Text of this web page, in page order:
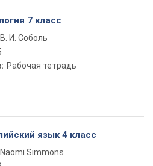
7 класс
В. И. Соболь
Рабочая тетрадь
язык 4 класс
Naomi Simmons